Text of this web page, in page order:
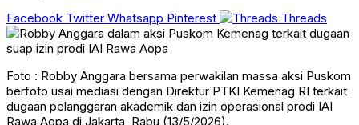
Facebook Twitter Whatsapp Pinterest Threads
Foto : Robby Anggara bersama perwakilan massa aksi Puskom
berfoto usai mediasi dengan Direktur PTKI Kemenag RI terkait
dugaan pelanggaran akademik dan izin operasional prodi IAI
Rawa Aopa di Jakarta, Rabu (13/5/2026).